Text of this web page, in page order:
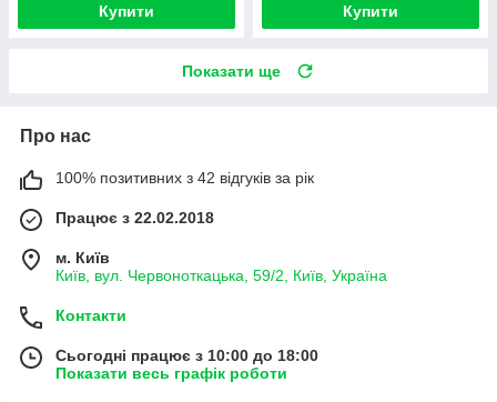
Купити Купити
Показати ще
Про нас
100% позитивних з 42 відгуків за рік
Працює з 22.02.2018
м. Київ
Київ, вул. Червоноткацька, 59/2, Київ, Україна
Контакти
Сьогодні працює з 10:00 до 18:00
Показати весь графік роботи